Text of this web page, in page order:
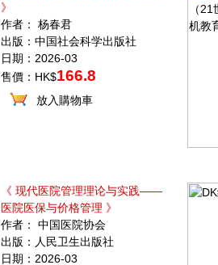
》
作者： 杨春君
出版：中国社会科学出版社
日期：2026-03
售價：HK$166.8
放入購物車
《 现代医院管理理论与实践——
医院医保与价格管理 》
作者： 中国医院协会
出版：人民卫生出版社
日期：2026-03